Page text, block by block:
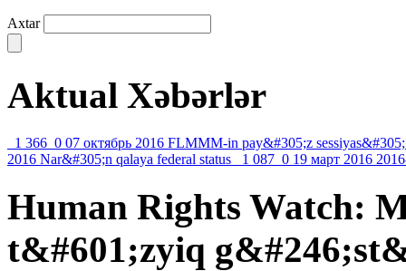
Axtar
Aktual Xəbərlər
1 366 0 07 октябрь 2016 FLMMM-in pay&#305;z sessiyas&#305;
2016 Nar&#305;n qalaya federal status 1 087 0 19 март 2016
Human Rights Watch:
t&#601;zyiq